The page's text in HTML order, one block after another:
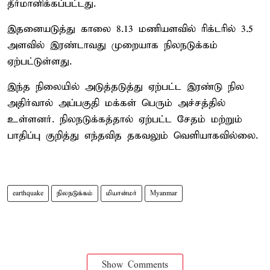
தீர்மானிக்கப்பட்டது.
இதனையடுத்து காலை 8.13 மணியளவில் ரிக்டரில் 3.5
அளவில் இரண்டாவது முறையாக நிலநடுக்கம்
ஏற்பட்டுள்ளது.
இந்த நிலையில் அடுத்தடுத்து ஏற்பட்ட இரண்டு நில
அதிர்வால் அப்பகுதி மக்கள் பெரும் அச்சத்தில்
உள்ளனர். நிலநடுக்கத்தால் ஏற்பட்ட சேதம் மற்றும்
பாதிப்பு குறித்து எந்தவித தகவலும் வெளியாகவில்லை.
earthquake நிலநடுக்கம் மியான்மர் Myanmar
Show Comments